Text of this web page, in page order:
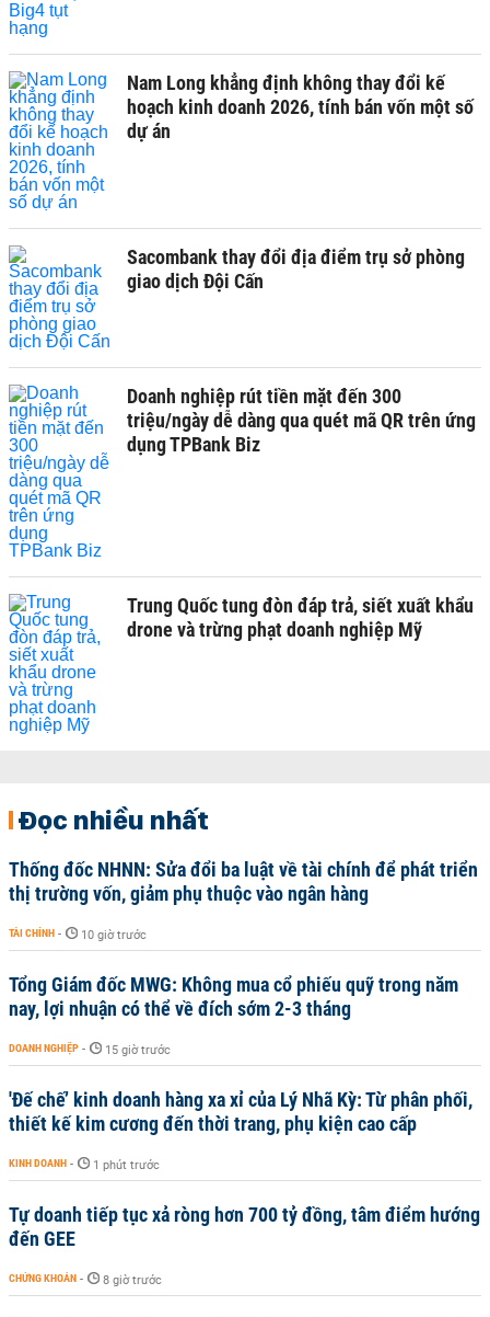
Nam Long khẳng định không thay đổi kế
hoạch kinh doanh 2026, tính bán vốn một số
dự án
Sacombank thay đổi địa điểm trụ sở phòng
giao dịch Đội Cấn
Doanh nghiệp rút tiền mặt đến 300
triệu/ngày dễ dàng qua quét mã QR trên ứng
dụng TPBank Biz
Trung Quốc tung đòn đáp trả, siết xuất khẩu
drone và trừng phạt doanh nghiệp Mỹ
Đọc nhiều nhất
Thống đốc NHNN: Sửa đổi ba luật về tài chính để phát triển
thị trường vốn, giảm phụ thuộc vào ngân hàng
TÀI CHÍNH - 10 giờ trước
Tổng Giám đốc MWG: Không mua cổ phiếu quỹ trong năm
nay, lợi nhuận có thể về đích sớm 2-3 tháng
DOANH NGHIỆP - 15 giờ trước
'Đế chế’ kinh doanh hàng xa xỉ của Lý Nhã Kỳ: Từ phân phối,
thiết kế kim cương đến thời trang, phụ kiện cao cấp
KINH DOANH - 1 phút trước
Tự doanh tiếp tục xả ròng hơn 700 tỷ đồng, tâm điểm hướng
đến GEE
CHỨNG KHOÁN - 8 giờ trước